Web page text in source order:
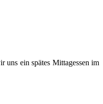
uns ein spätes Mittagessen im